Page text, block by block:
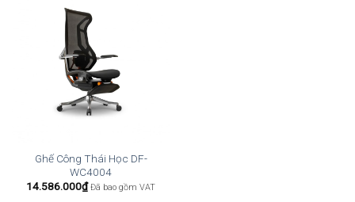
Ghế Công Thái Học DF-
WC4004
14.586.000₫ Đã bao gồm VAT